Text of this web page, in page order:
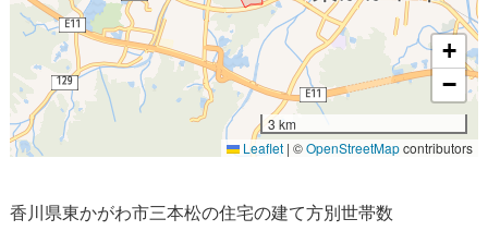
+
−
3 km
Leaflet | ©OpenStreetMapcontributors
香川県東かがわ市三本松の住宅の建て方別世帯数